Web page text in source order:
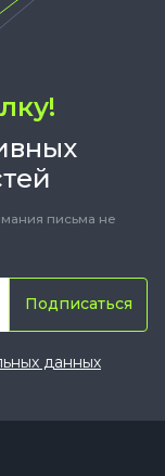
письма не
Подписаться
данных